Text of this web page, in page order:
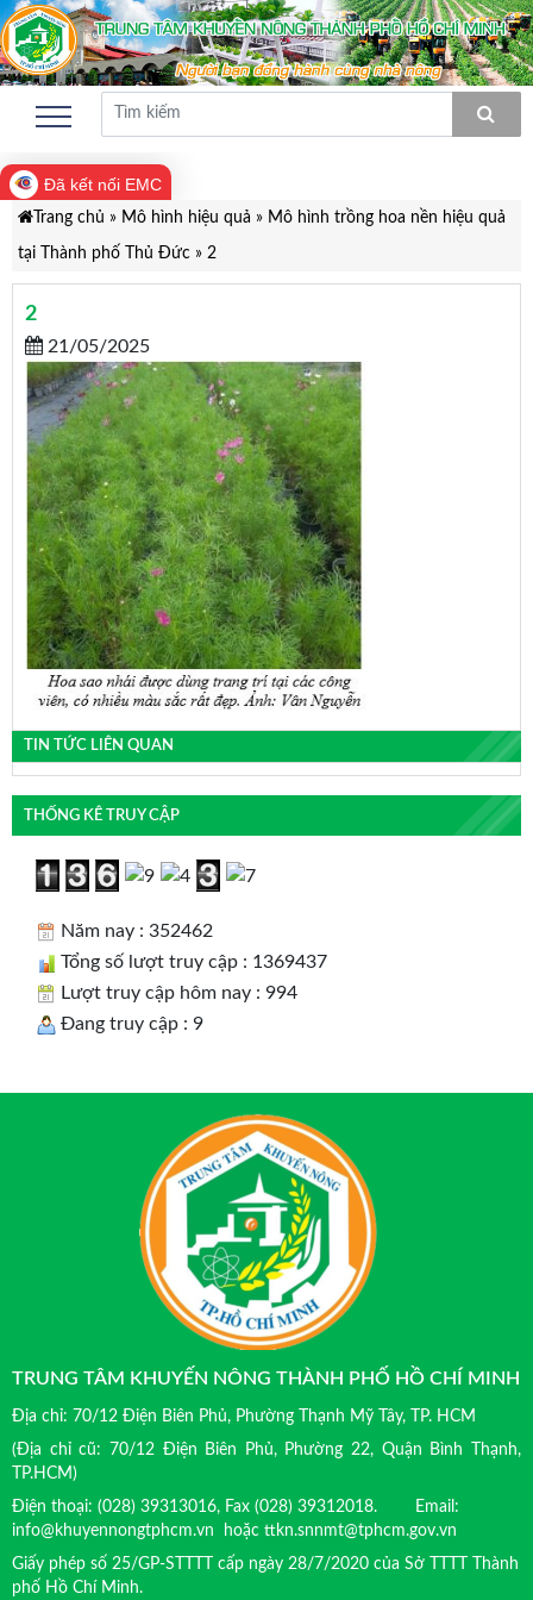
Đã kết nối EMC
Trang chủ » Mô hình hiệu quả » Mô hình trồng hoa nền hiệu quả
tại Thành phố Thủ Đức» 2
2
21/05/2025
TIN TỨC LIÊN QUAN
THỐNG KÊ TRUY CẬP
Năm nay : 352462
Tổng số lượt truy cập : 1369437
Lượt truy cập hôm nay : 994
Đang truy cập : 9
TRUNG TÂM KHUYẾN NÔNG THÀNH PHỐ HỒ CHÍ MINH
Địa chỉ: 70/12 Điện Biên Phủ, Phường Thạnh Mỹ Tây, TP. HCM
(Địa chỉ cũ: 70/12 Điện Biên Phủ, Phường 22, Quận Bình Thạnh,
TP.HCM)
Điện thoại: (028) 39313016, Fax (028) 39312018. Email:
info@khuyennongtphcm.vn hoặc ttkn.snnmt@tphcm.gov.vn
Giấy phép số 25/GP-STTTT cấp ngày 28/7/2020 của Sở TTTT Thành
phố Hồ Chí Minh.